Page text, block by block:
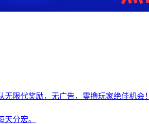
限代奖励，无广告，零撸玩家绝佳机会！
天分宏。